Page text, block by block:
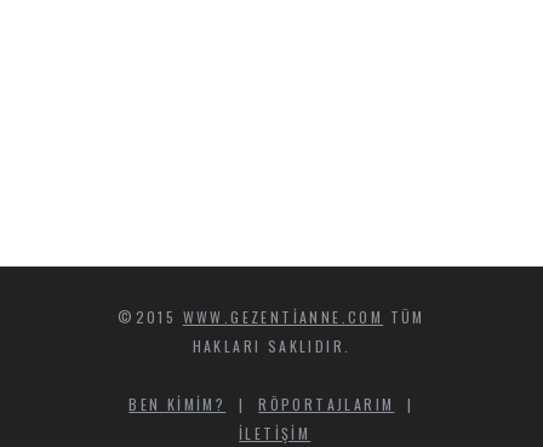
©2015 WWW.GEZENTIANNE.COM TÜM
HAKLARI SAKLIDIR.
BEN KIMIM? |RÖPORTAJLARIM
|
İLETIŞIM